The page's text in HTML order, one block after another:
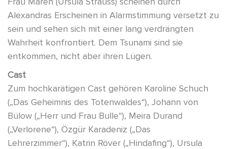
Alexandras Erscheinen in Alarmstimmung versetzt zu
sein und sehen sich mit einer lang verdrängten
Wahrheit konfrontiert. Dem Tsunami sind sie
entkommen, nicht aber ihren Lügen.
Cast
Zum hochkarätigen Cast gehören Karoline Schuch
(„Das Geheimnis des Totenwaldes“), Johann von
Bülow („Herr und Frau Bulle“), Meira Durand
(„Verlorene“), Özgür Karadeniz („Das
Lehrerzimmer“), Katrin Röver („Hindafing“), Ursula